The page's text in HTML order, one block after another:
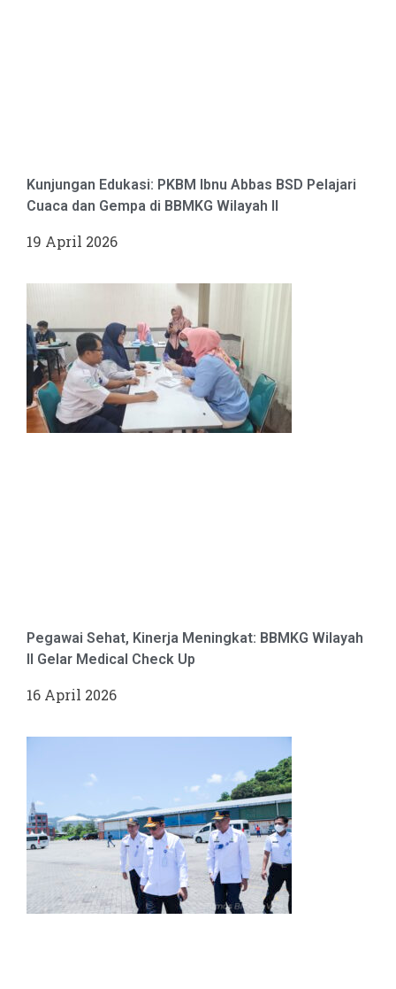
Kunjungan Edukasi: PKBM Ibnu Abbas BSD Pelajari
Cuaca dan Gempa di BBMKG Wilayah II
19 April 2026
Pegawai Sehat, Kinerja Meningkat: BBMKG Wilayah
II Gelar Medical Check Up
16 April 2026